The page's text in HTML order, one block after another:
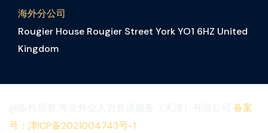
海外分公司
Rougier House Rougier Street York YO1 6HZ United
Kingdom
备案
号：津ICP备2021004743号-1